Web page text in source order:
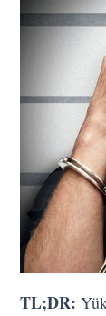
TL;DR: